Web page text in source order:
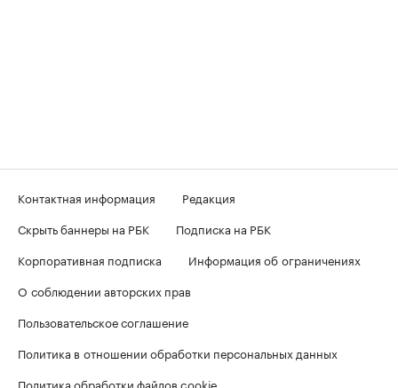
Контактная информация
Редакция
Скрыть баннеры на РБК
Подписка на РБК
Корпоративная подписка
Информация об ограничениях
О соблюдении авторских прав
Пользовательское соглашение
Политика в отношении обработки персональных данных
Политика обработки файлов cookie